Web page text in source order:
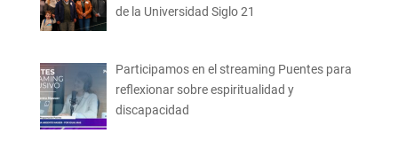
de la Universidad Siglo 21
Participamos en el streaming Puentes para
reflexionar sobre espiritualidad y
discapacidad